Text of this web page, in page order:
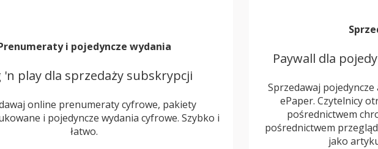
i pojedyncze wydania
'n play dla sprzedaży subskrypcji
online prenumeraty cyfrowe, pakiety
i pojedyncze wydania cyfrowe. Szybko i
łatwo.
Paywall dla
Sprzedawaj
ePaper. Czytelnicy
pośrednictwem
pośrednictwem
jako